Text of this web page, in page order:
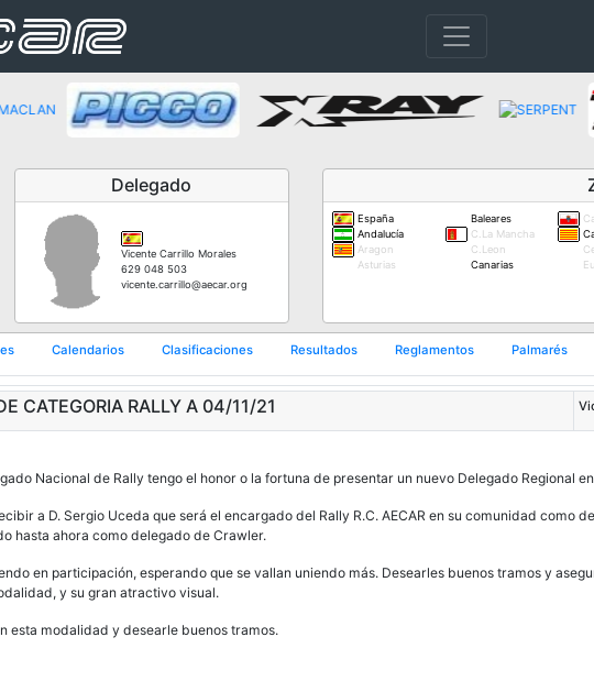
Delegado
Vicente Carrillo Morales
629 048 503
vicente.carrillo@aecar.org
España Baleares
Andalucía
C.La Mancha
Aragon
C.Leon
Asturias
Canarias
Calendarios Clasificaciones Resultados Reglamentos Palmarés
CATEGORIA RALLY A 04/11/21
Nacional de Rally tengo el honor o la fortuna de presentar un nuevo Delegado Regional
a D. Sergio Uceda que será el encargado del Rally R.C. AECAR en su comunidad como
hasta ahora como delegado de Crawler.
en participación, esperando que se vallan uniendo más. Desearles buenos tramos y
y su gran atractivo visual.
esta modalidad y desearle buenos tramos.